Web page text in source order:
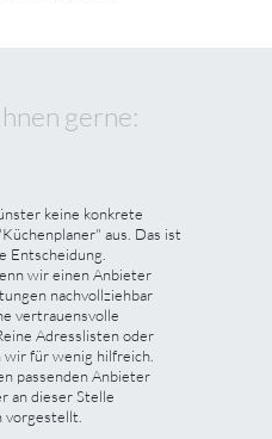
gerne:
keine konkrete
aus. Das ist
Entscheidung.
wir einen Anbieter
nachvollziehbar
vertrauensvolle
Adresslisten oder
für wenig hilfreich.
passenden Anbieter
an dieser Stelle
vorgestellt.